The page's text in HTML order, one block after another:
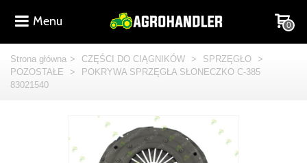
Menu 0
Strona główna > CZĘŚCI DO CIĄGNIKÓW > SPRZĘGŁO >
POZOSTAŁE
>
POKRYWA SPRZĘGŁA SŁONECZKO C-385
83021540